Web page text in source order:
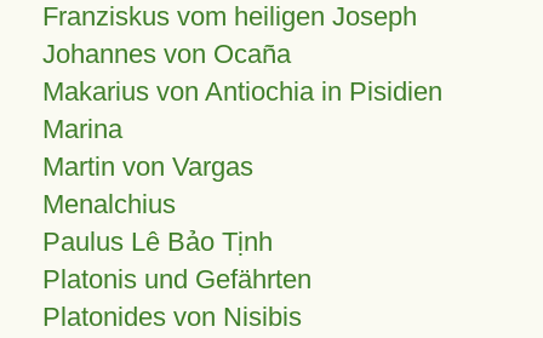
Franziskus vom heiligen Joseph
Johannes von Ocaña
Makarius von Antiochia in Pisidien
Marina
Martin von Vargas
Menalchius
Paulus Lê Bảo Tịnh
Platonis und Gefährten
Platonides von Nisibis